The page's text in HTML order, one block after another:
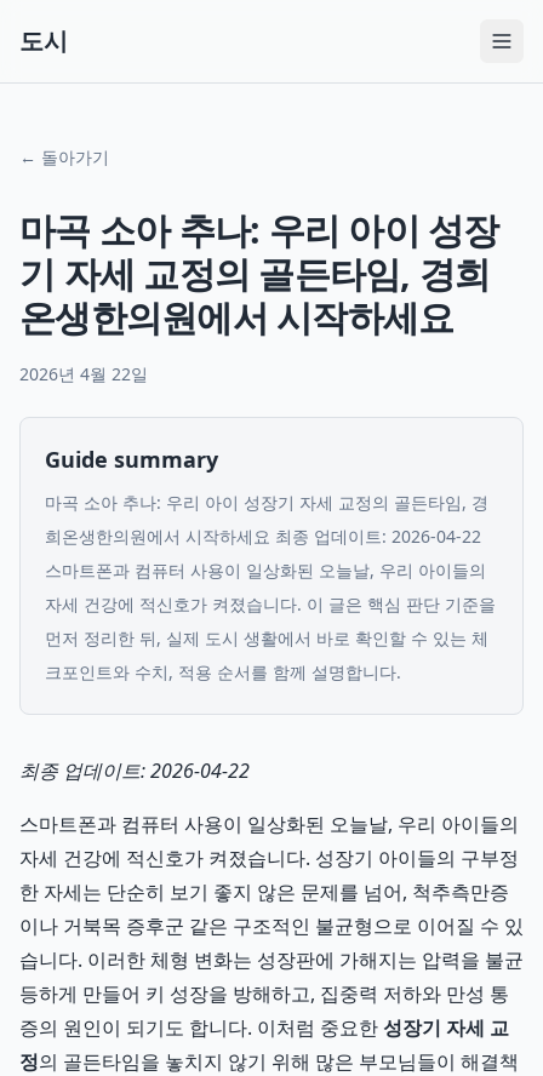
도시
← 돌아가기
마곡 소아 추나: 우리 아이 성장
기 자세 교정의 골든타임, 경희
온생한의원에서 시작하세요
2026년 4월 22일
Guide summary
마곡 소아 추나: 우리 아이 성장기 자세 교정의 골든타임, 경
희온생한의원에서 시작하세요 최종 업데이트: 2026-04-22
스마트폰과 컴퓨터 사용이 일상화된 오늘날, 우리 아이들의
자세 건강에 적신호가 켜졌습니다. 이 글은 핵심 판단 기준을
먼저 정리한 뒤, 실제 도시 생활에서 바로 확인할 수 있는 체
크포인트와 수치, 적용 순서를 함께 설명합니다.
최종 업데이트: 2026-04-22
스마트폰과 컴퓨터 사용이 일상화된 오늘날, 우리 아이들의
자세 건강에 적신호가 켜졌습니다. 성장기 아이들의 구부정
한 자세는 단순히 보기 좋지 않은 문제를 넘어, 척추측만증
이나 거북목 증후군 같은 구조적인 불균형으로 이어질 수 있
습니다. 이러한 체형 변화는 성장판에 가해지는 압력을 불균
등하게 만들어 키 성장을 방해하고, 집중력 저하와 만성 통
증의 원인이 되기도 합니다. 이처럼 중요한 성장기 자세 교
정의 골든타임을 놓치지 않기 위해 많은 부모님들이 해결책